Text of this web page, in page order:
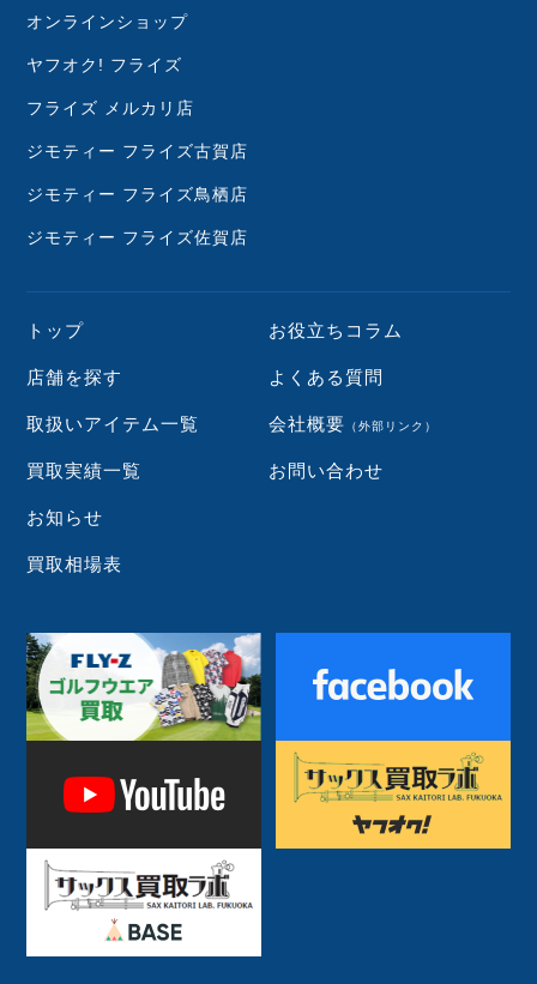
オンラインショップ
ヤフオク! フライズ
フライズ メルカリ店
ジモティー フライズ古賀店
ジモティー フライズ鳥栖店
ジモティー フライズ佐賀店
トップ
店舗を探す
取扱いアイテム一覧
買取実績一覧
お知らせ
買取相場表
お役立ちコラム
よくある質問
会社概要 （外部リンク）
お問い合わせ